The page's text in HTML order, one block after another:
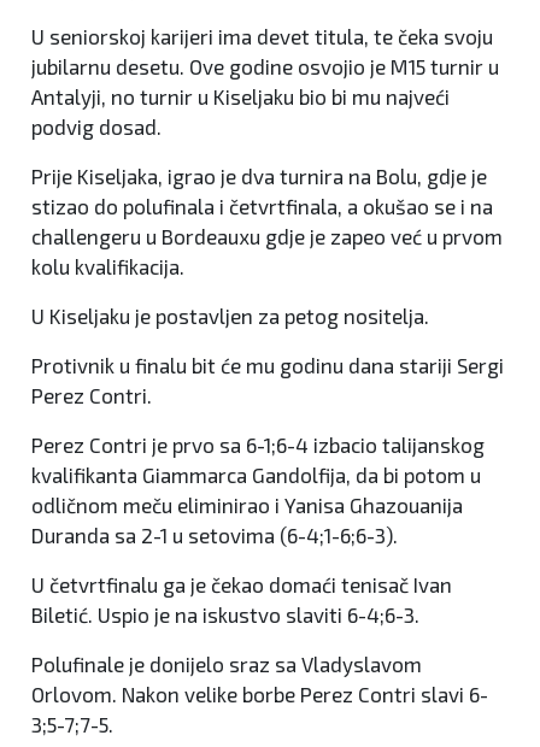
U seniorskoj karijeri ima devet titula, te čeka svoju
jubilarnu desetu. Ove godine osvojio je M15 turnir u
Antalyji, no turnir u Kiseljaku bio bi mu najveći
podvig dosad.
Prije Kiseljaka, igrao je dva turnira na Bolu, gdje je
stizao do polufinala i četvrtfinala, a okušao se i na
challengeru u Bordeauxu gdje je zapeo već u prvom
kolu kvalifikacija.
U Kiseljaku je postavljen za petog nositelja.
Protivnik u finalu bit će mu godinu dana stariji Sergi
Perez Contri.
Perez Contri je prvo sa 6-1;6-4 izbacio talijanskog
kvalifikanta Giammarca Gandolfija, da bi potom u
odličnom meču eliminirao i Yanisa Ghazouanija
Duranda sa 2-1 u setovima (6-4;1-6;6-3).
U četvrtfinalu ga je čekao domaći tenisač Ivan
Biletić. Uspio je na iskustvo slaviti 6-4;6-3.
Polufinale je donijelo sraz sa Vladyslavom
Orlovom. Nakon velike borbe Perez Contri slavi 6-
3;5-7;7-5.